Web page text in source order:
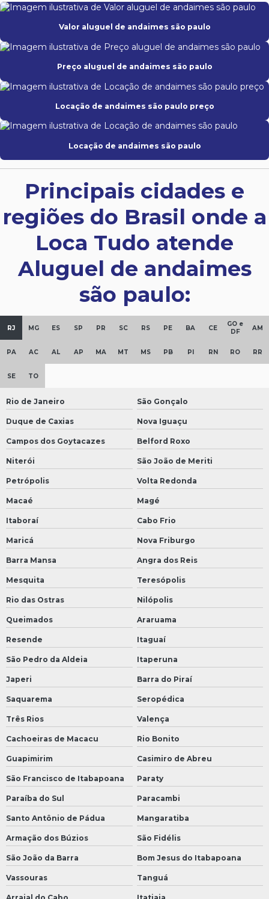
Valor aluguel de andaimes são paulo
Preço aluguel de andaimes são paulo
Locação de andaimes são paulo preço
Locação de andaimes são paulo
Principais cidades e
regiões do Brasil onde a
Loca Tudo atende
Aluguel de andaimes
são paulo:
RJ MG ES SP PR SC RS PE BA CE
GO e
DF
AM
PA AC AL AP MA MT MS PB PI RN RO RR
SE TO
Rio de Janeiro São Gonçalo
Duque de Caxias Nova Iguaçu
Campos dos Goytacazes Belford Roxo
Niterói São João de Meriti
Petrópolis Volta Redonda
Macaé Magé
Itaboraí Cabo Frio
Maricá Nova Friburgo
Barra Mansa Angra dos Reis
Mesquita Teresópolis
Rio das Ostras Nilópolis
Queimados Araruama
Resende Itaguaí
São Pedro da Aldeia Itaperuna
Japeri Barra do Piraí
Saquarema Seropédica
Três Rios Valença
Cachoeiras de Macacu Rio Bonito
Guapimirim Casimiro de Abreu
São Francisco de Itabapoana Paraty
Paraíba do Sul Paracambi
Santo Antônio de Pádua Mangaratiba
Armação dos Búzios São Fidélis
São João da Barra Bom Jesus do Itabapoana
Vassouras Tanguá